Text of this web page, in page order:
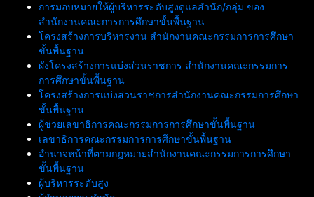
การมอบหมายให้ผู้บริหารระดับสูงดูแลสำนัก/กลุ่ม ของ
สำนักงานคณะการการศึกษาขั้นพื้นฐาน
โครงสร้างการบริหารงาน สำนักงานคณะกรรมการการศึกษา
ขั้นพื้นฐาน
ผังโครงสร้างการแบ่งส่วนราชการ สำนักงานคณะกรรมการ
การศึกษาขั้นพื้นฐาน
โครงสร้างการแบ่งส่วนราชการสำนักงานคณะกรรมการศึกษา
ขั้นพื้นฐาน
ผู้ช่วยเลขาธิการคณะกรรมการการศึกษาขั้นพื้นฐาน
เลขาธิการคณะกรรมการการศึกษาขั้นพื้นฐาน
อำนาจหน้าที่ตามกฎหมายสำนักงานคณะกรรมการการศึกษา
ขั้นพื้นฐาน
ผู้บริหารระดับสูง